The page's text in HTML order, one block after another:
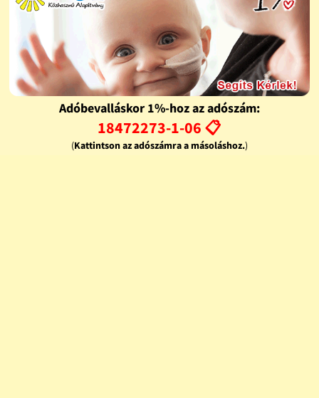
Adóbevalláskor 1%-hoz az adószám:
18472273-1-06 📋
(Kattintson az adószámra a másoláshoz.)